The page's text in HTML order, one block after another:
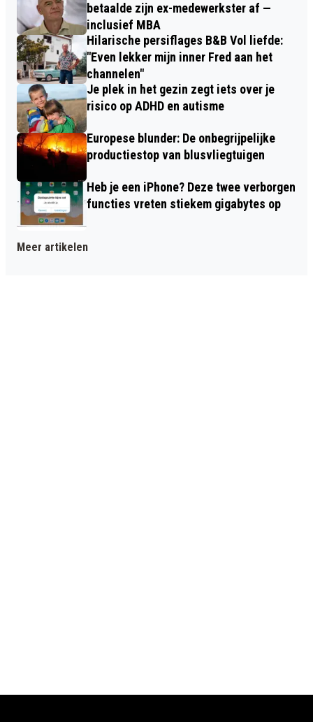
betaalde zijn ex-medewerkster af —
inclusief MBA
Hilarische persiflages B&B Vol liefde:
"Even lekker mijn inner Fred aan het
channelen"
Je plek in het gezin zegt iets over je
risico op ADHD en autisme
Europese blunder: De onbegrijpelijke
productiestop van blusvliegtuigen
Heb je een iPhone? Deze twee verborgen
functies vreten stiekem gigabytes op
Meer artikelen